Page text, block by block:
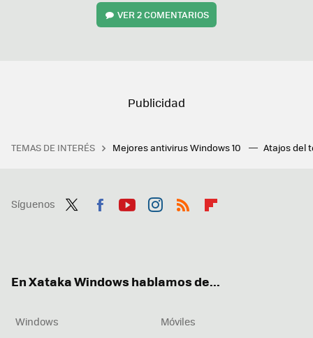
VER2 COMENTARIOS
TEMAS DE INTERÉS Mejores antivirus Windows 10 Atajos del
Síguenos
En Xataka Windows hablamos de...
Windows
Móviles